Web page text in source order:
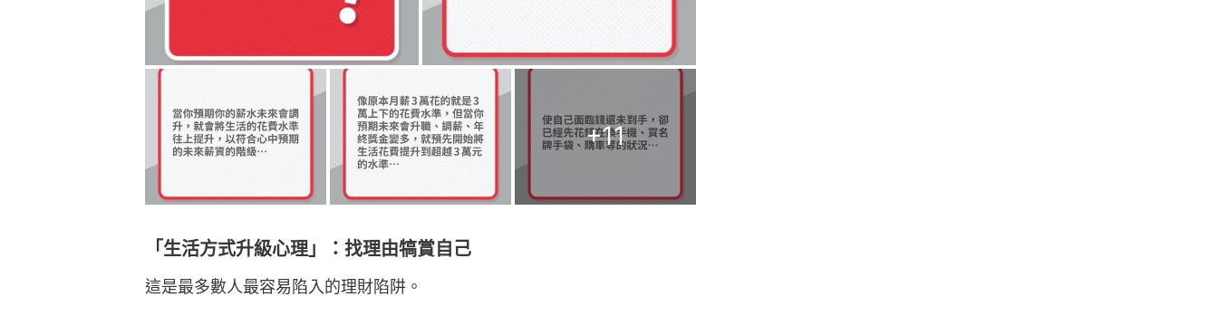
+11
「生活方式升級心理」：找理由犒賞自己
這是最多數人最容易陷入的理財陷阱。